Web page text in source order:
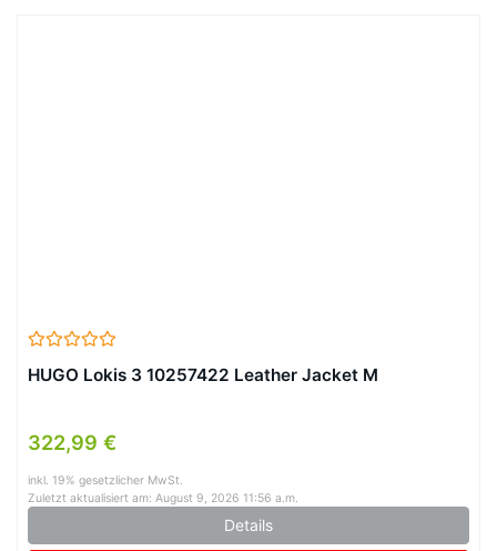
HUGO Lokis 3 10257422 Leather Jacket M
322,99 €
inkl. 19% gesetzlicher MwSt.
Zuletzt aktualisiert am: August 9, 2026 11:56 a.m.
Details